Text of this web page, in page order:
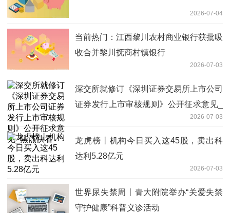
2026-07-04
当前热门：江西黎川农村商业银行获批吸
收合并黎川抚商村镇银行
2026-07-03
深交所就修订《深圳证券交易所上市公司
证券发行上市审核规则》公开征求意见_
2026-07-03
龙虎榜丨机构今日买入这45股，卖出科
达利5.28亿元
2026-07-03
世界尿失禁周丨青大附院举办“关爱失禁
守护健康”科普义诊活动